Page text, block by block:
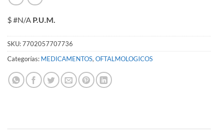
$ #N/A P.U.M.
SKU:7702057707736
Categorías: MEDICAMENTOS, OFTALMOLOGICOS